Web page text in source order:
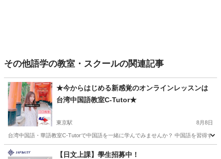
その他語学の教室・スクールの関連記事
★今からはじめる新感覚のオンラインレッスンは
台湾中国語教室C-Tutor★
東京駅 8月8日
台湾中国語・華語教室C-Tutorで中国語を一緒に学んでみませんか？ 中国語を習得す
東京 東京駅 中国語 台湾
【日文上課】學生招募中！